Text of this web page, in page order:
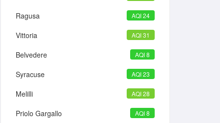
Ragusa AQI 24
Vittoria AQI 31
Belvedere AQI 8
Syracuse AQI 23
Melilli AQI 28
Priolo Gargallo AQI 8